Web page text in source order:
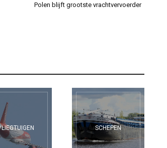
Polen blijft grootste vrachtvervoerder
SCHEPEN